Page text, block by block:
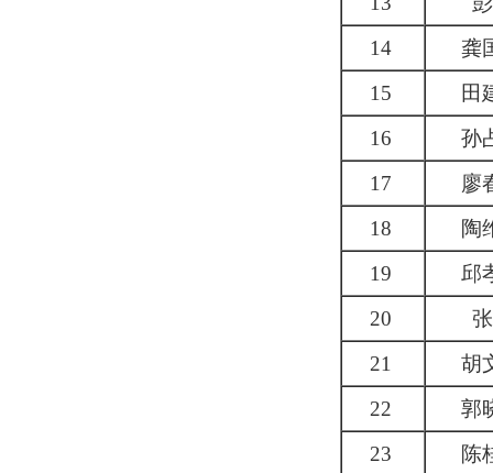
14
龚
15
田
16
孙
17
廖
18
陶
19
邱
20
21
胡
22
郭
23
陈